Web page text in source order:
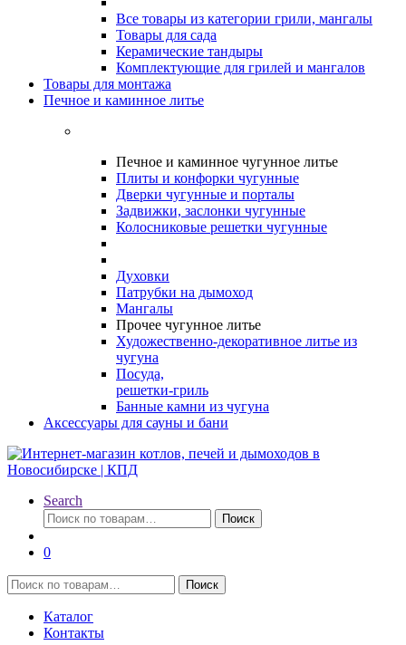
Все товары из категории грили, мангалы
Товары для сада
Керамические тандыры
Комплектующие для грилей и мангалов
Товары для монтажа
Печное и каминное литье
Печное и каминное чугунное литье
Плиты и конфорки чугунные
Дверки чугунные и порталы
Задвижки, заслонки чугунные
Колосниковые решетки чугунные
Духовки
Патрубки на дымоход
Мангалы
Прочее чугунное литье
Художественно-декоративное литье из
чугуна
Посуда,
решетки-гриль
Банные камни из чугуна
Аксессуары для сауны и бани
Search
Искать:
Поиск
0
Искать:
Поиск
Каталог
Контакты